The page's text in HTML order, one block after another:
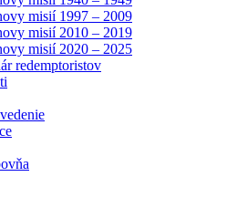
misií 1997 – 2009
misií 2010 – 2019
misií 2020 – 2025
redemptoristov